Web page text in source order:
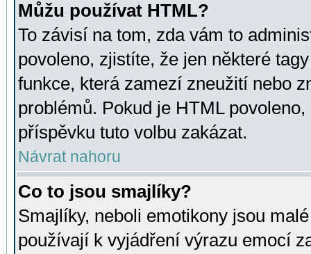
Můžu používat HTML?
To závisí na tom, zda vám to
povoleno, zjistíte, že jen některé
funkce, která zamezí zneužití nebo
problémů. Pokud je HTML
příspěvku tuto volbu zakázat.
Návrat nahoru
Co to jsou smajlíky?
Smajlíky, neboli emotikony jsou
používají k vyjádření výrazu emocí